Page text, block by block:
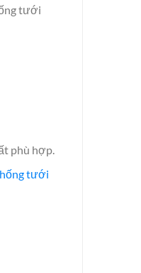
tưới
phù hợp.
tưới